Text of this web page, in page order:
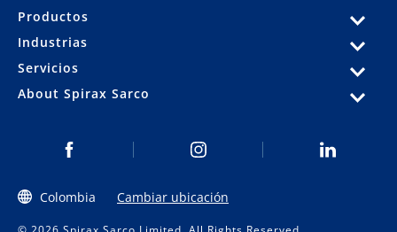
Productos
Industrias
Servicios
About Spirax Sarco
Colombia Cambiar ubicación